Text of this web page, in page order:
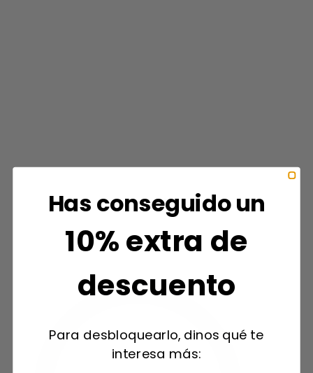
Has conseguido un
10% extra de
descuento
Para desbloquearlo, dinos qué te
interesa más: